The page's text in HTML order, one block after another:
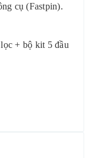
cụ (Fastpin).
+ bộ kit 5 đầu